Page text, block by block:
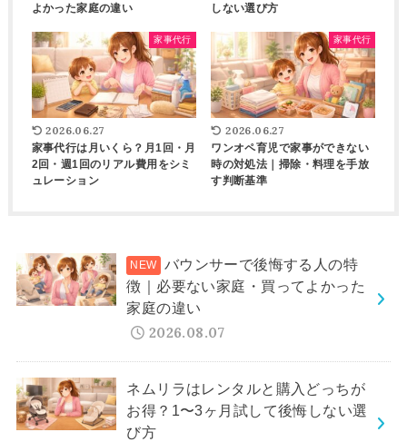
よかった家庭の違い
しない選び方
家事代行
2026.06.27
家事代行は月いくら？月1回・月
2回・週1回のリアル費用をシミ
ュレーション
家事代行
2026.06.27
ワンオペ育児で家事ができない
時の対処法｜掃除・料理を手放
す判断基準
バウンサーで後悔する人の特
徴｜必要ない家庭・買ってよかった
家庭の違い
2026.08.07
ネムリラはレンタルと購入どっちが
お得？1〜3ヶ月試して後悔しない選
び方